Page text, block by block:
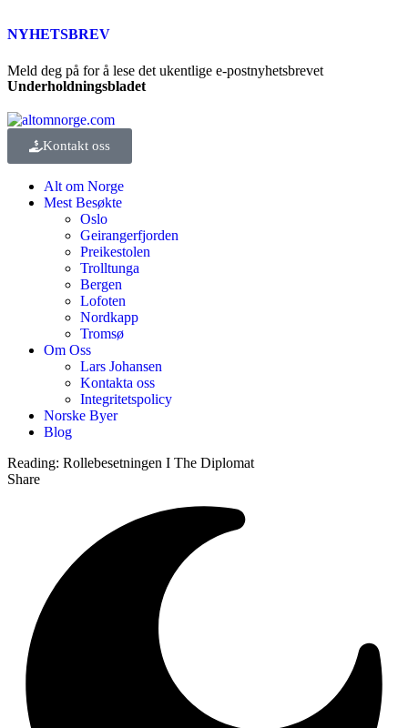
NYHETSBREV
Meld deg på for å lese det ukentlige e-postnyhetsbrevet
Underholdningsbladet
Kontakt oss
Alt om Norge
Mest Besøkte
Oslo
Geirangerfjorden
Preikestolen
Trolltunga
Bergen
Lofoten
Nordkapp
Tromsø
Om Oss
Lars Johansen
Kontakta oss
Integritetspolicy
Norske Byer
Blog
Reading: Rollebesetningen I The Diplomat
Share